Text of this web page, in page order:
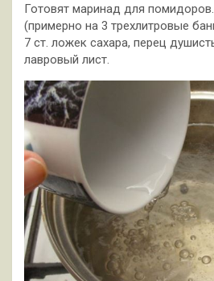
Готовят маринад для
(примерно на 3 трехлитровые
7 ст. ложек сахара, перец
лавровый лист.